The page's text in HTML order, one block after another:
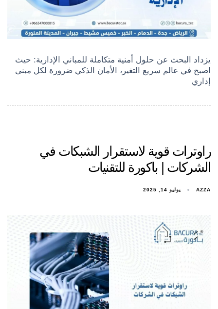
يزداد البحث عن حلول أمنية متكاملة للمباني الإدارية: حيث
اصبح في عالم سريع التغير، الأمان الذكي ضرورة لكل مبنى
إداري
راوترات قوية لاستقرار الشبكات في
الشركات | باكورة للتقنيات
AZZA يوليو 14, 2025